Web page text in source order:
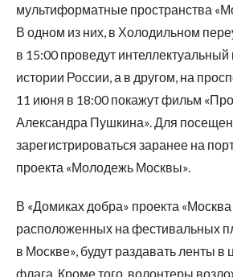
мультиформатные пространства
В одном из них, в Холодильном
в 15:00 проведут интеллектуальный
истории России, а в другом, на
11 июня в 18:00 покажут фильм
Александра Пушкина». Для
зарегистрироваться заранее на
проекта «Молодежь Москвы».
В «Домиках добра» проекта «Москва
расположенных на фестивальных
в Москве», будут раздавать ленты в
флага. Кроме того, волонтеры